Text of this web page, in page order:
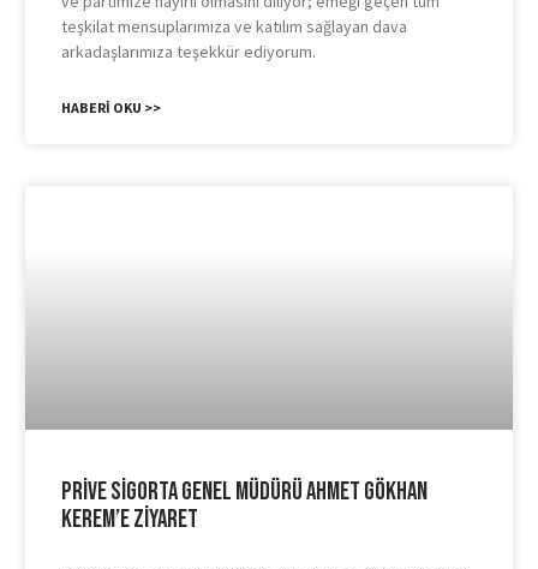
teşkilat mensuplarımıza ve katılım sağlayan dava
arkadaşlarımıza teşekkür ediyorum.
HABERI OKU >>
Prive Sigorta Genel Müdürü Ahmet Gökhan
Kerem’e Ziyaret